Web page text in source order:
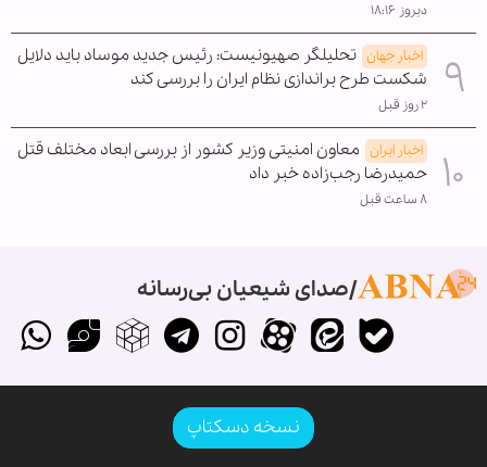
دیروز ۱۸:۱۶
اخبار جهان تحلیلگر صهیونیست: رئیس جدید موساد باید دلایل
شکست طرح براندازی نظام ایران را بررسی کند
۲ روز قبل
اخبار ایران معاون امنیتی وزیر کشور از بررسی ابعاد مختلف قتل
حمیدرضا رجب‌زاده خبر داد
۸ ساعت قبل
صدای شیعیان بی‌رسانه
نسخه دسکتاپ